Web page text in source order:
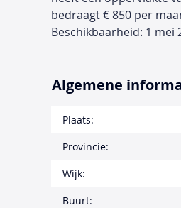
bedraagt € 850 per
Beschikbaarheid: 1 mei
Algemene
Plaats:
Provincie:
Wijk:
Buurt: